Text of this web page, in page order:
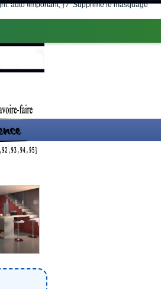
auto !important; } /* Supprime le masquage